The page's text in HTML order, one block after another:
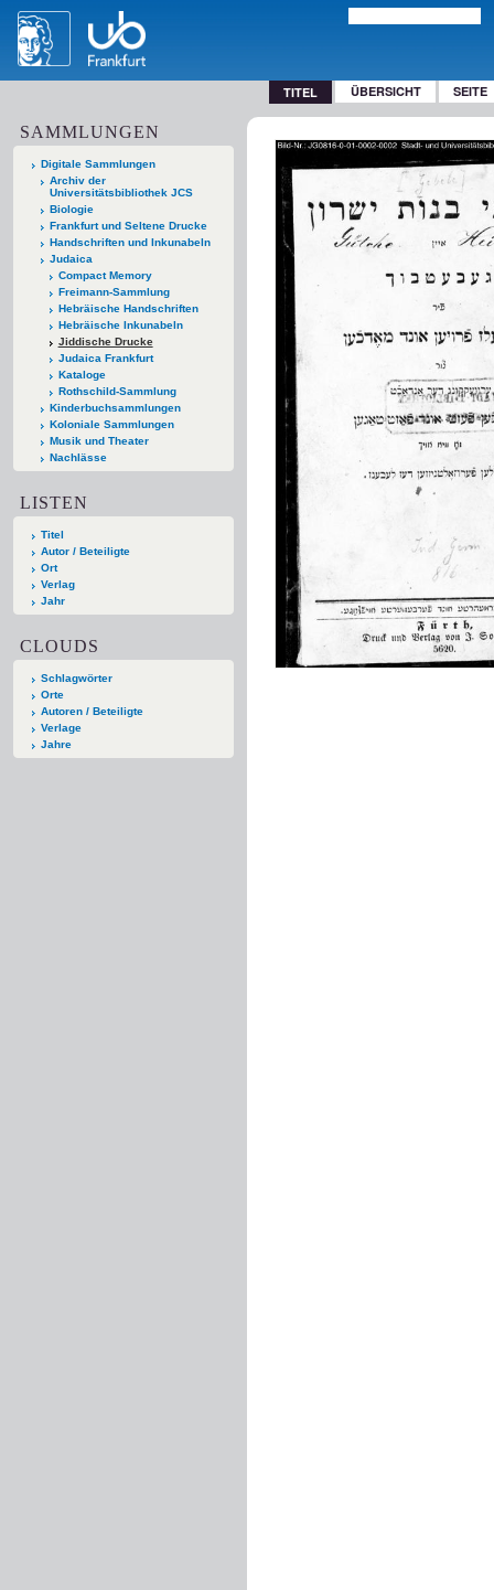
TITEL ÜBERSICHT SEITE
SAMMLUNGEN
Digitale Sammlungen
Archiv der
Universitätsbibliothek JCS
Biologie
Frankfurt und Seltene Drucke
Handschriften und Inkunabeln
Judaica
Compact Memory
Freimann-Sammlung
Hebräische Handschriften
Hebräische Inkunabeln
Jiddische Drucke
Judaica Frankfurt
Kataloge
Rothschild-Sammlung
Kinderbuchsammlungen
Koloniale Sammlungen
Musik und Theater
Nachlässe
LISTEN
Titel
Autor / Beteiligte
Ort
Verlag
Jahr
CLOUDS
Schlagwörter
Orte
Autoren / Beteiligte
Verlage
Jahre